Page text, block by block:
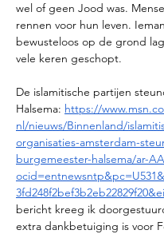
wel of geen Jood was.
rennen voor hun leven.
bewusteloos op de grond
vele keren geschopt.
De islamitische partijen
Halsema: https://
nl/nieuws/Binnenland/
organisaties-amsterdam-
burgemeester-halsema/ar-
bericht kreeg ik
extra dankbetuiging is voor